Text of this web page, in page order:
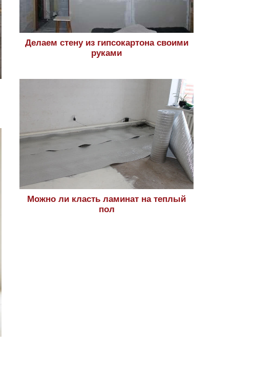
Делаем стену из гипсокартона своими
руками
Можно ли класть ламинат на теплый
пол